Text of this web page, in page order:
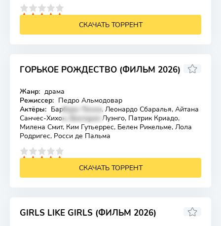
СКАЧАТЬ ТОРРЕНТ
ГОРЬКОЕ РОЖДЕСТВО (ФИЛЬМ 2026)
Жанр: драма
Режиссер: Педро Альмодовар
Актёры: Барбара Ленни, Леонардо Сбаралья, Айтана
Санчес-Хихон, Виктория Луэнго, Патрик Криадо,
Милена Смит, Ким Гутьеррес, Белен Рикельме, Лола
Родригес, Росси де Пальма
СКАЧАТЬ ТОРРЕНТ
GIRLS LIKE GIRLS (ФИЛЬМ 2026)